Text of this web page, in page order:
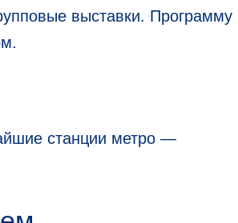
выставки. Программу
станции метро —